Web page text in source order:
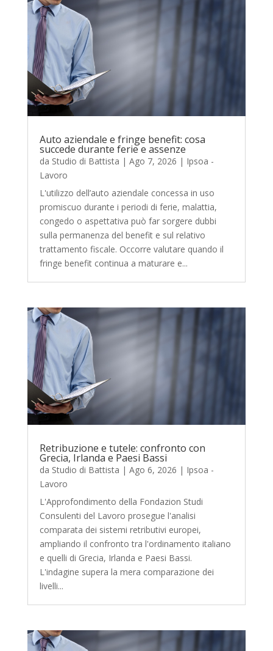
Auto aziendale e fringe benefit: cosa
succede durante ferie e assenze
da Studio di Battista | Ago 7, 2026 | Ipsoa -
Lavoro
L'utilizzo dell’auto aziendale concessa in uso
promiscuo durante i periodi di ferie, malattia,
congedo o aspettativa può far sorgere dubbi
sulla permanenza del benefit e sul relativo
trattamento fiscale. Occorre valutare quando il
fringe benefit continua a maturare e...
Retribuzione e tutele: confronto con
Grecia, Irlanda e Paesi Bassi
da Studio di Battista | Ago 6, 2026 | Ipsoa -
Lavoro
L'Approfondimento della Fondazion Studi
Consulenti del Lavoro prosegue l'analisi
comparata dei sistemi retributivi europei,
ampliando il confronto tra l'ordinamento italiano
e quelli di Grecia, Irlanda e Paesi Bassi.
L'indagine supera la mera comparazione dei
livelli...